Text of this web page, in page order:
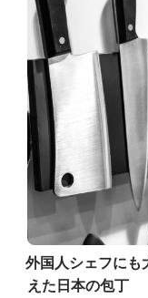
外国人シェフにも
えた日本の包丁